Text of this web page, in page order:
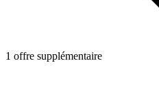
1 offre supplémentaire